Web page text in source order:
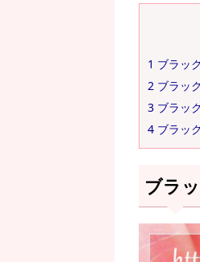
1 ブラッ
2 ブラッ
3 ブラッ
4 ブラッ
ブラ